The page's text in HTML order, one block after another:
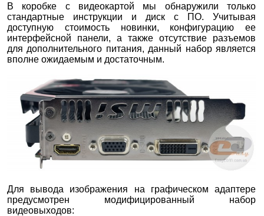
В коробке с видеокартой мы обнаружили только
стандартные инструкции и диск с ПО. Учитывая
доступную стоимость новинки, конфигурацию ее
интерфейсной панели, а также отсутствие разъемов
для дополнительного питания, данный набор является
вполне ожидаемым и достаточным.
Для вывода изображения на графическом адаптере
предусмотрен модифицированный набор
видеовыходов: